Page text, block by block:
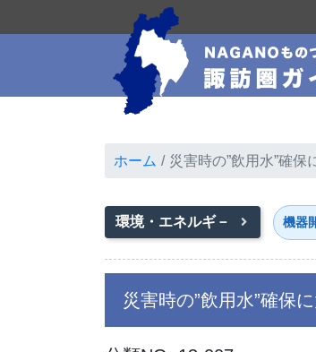
ホーム 災害時の”飲用水”確保
環境・エネルギ－ 機器
災害時の”飲用水”確保に